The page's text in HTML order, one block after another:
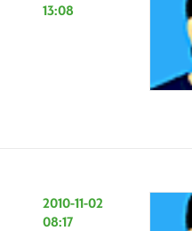
13:08
2010-11-02
08:17